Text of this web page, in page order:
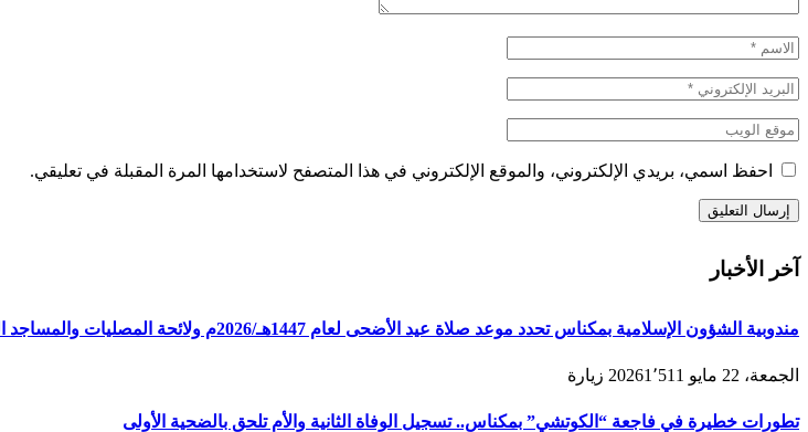
احفظ اسمي، بريدي الإلكتروني، والموقع الإلكتروني في هذا المتصفح لاستخدامها المرة المقبلة في تعليقي.
آخر الأخبار
مندوبية الشؤون الإسلامية بمكناس تحدد موعد صلاة عيد الأضحى لعام 1447هـ/2026م ولائحة المصليات والمساجد الجامعة
الجمعة، 22 مايو 2026 1٬511 زيارة
تطورات خطيرة في فاجعة “الكوتشي” بمكناس.. تسجيل الوفاة الثانية والأم تلحق بالضحية الأولى